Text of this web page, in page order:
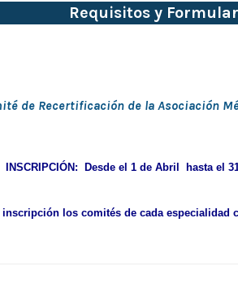
Requisitos y
de Recertificación de la Asociación
INSCRIPCIÓN: Desde el 1 de Abril hasta el
los comités de cada especialidad